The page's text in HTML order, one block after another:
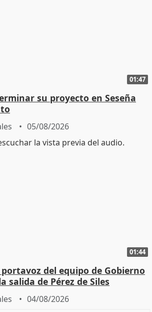
01:47
su proyecto en Seseña
05/08/2026
01:44
portavoz del equipo de Gobierno
salida de Pérez de Siles
04/08/2026